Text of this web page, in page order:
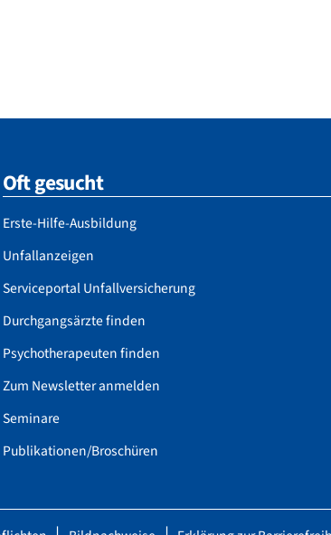
Oft gesucht
Erste-Hilfe-Ausbildung
Unfallanzeigen
Serviceportal Unfallversicherung
Durchgangsärzte finden
Psychotherapeuten finden
Zum Newsletter anmelden
Seminare
Publikationen/Broschüren